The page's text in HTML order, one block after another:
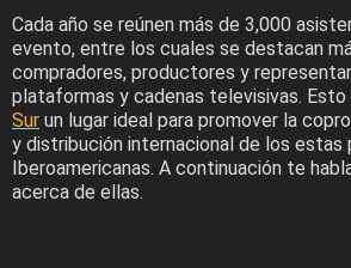
Cada año se reúnen más de 3,000
evento, entre los cuales se destacan
compradores, productores y
plataformas y cadenas televisivas. Esto
Sur un lugar ideal para promover la
y distribución internacional de los estas
Iberoamericanas. A continuación te
acerca de ellas.